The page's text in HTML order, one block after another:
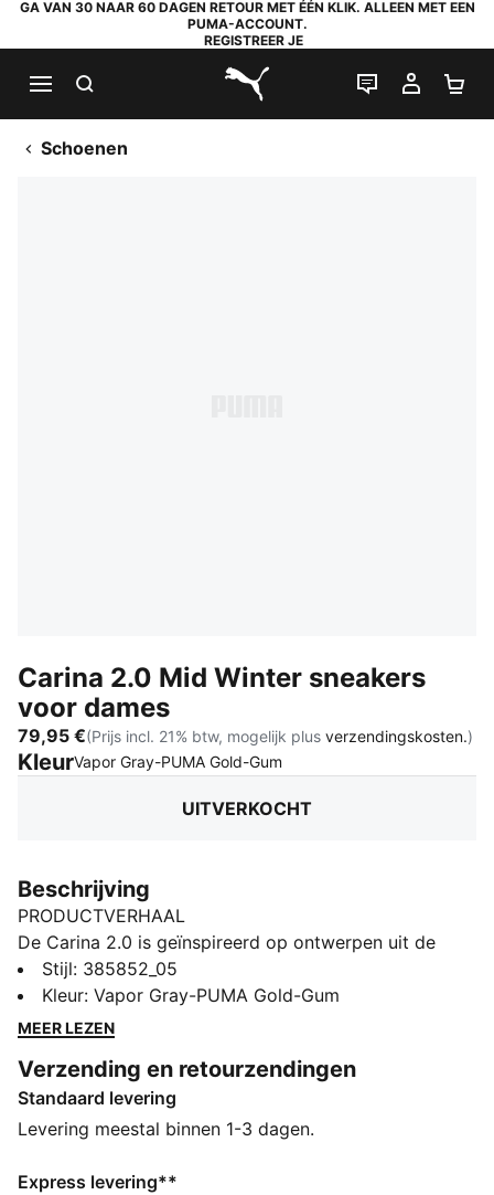
GA VAN 30 NAAR 60 DAGEN RETOUR MET ÉÉN KLIK. ALLEEN MET EEN
PUMA-ACCOUNT.
REGISTREER JE
PUMA.com
LIVE CHAT
MIJN
Schoenen
Carina 2.0 Mid Winter sneakers
voor dames
79,95 €(Prijs incl. 21% btw, mogelijk plus verzendingskosten.)
KleurVapor Gray-PUMA Gold-Gum
UITVERKOCHT
Beschrijving
PRODUCTVERHAAL
De Carina 2.0 is geïnspireerd op ontwerpen uit de
jaren 80 en heeft die relaxte sneakervibe van de
Californische strandsteden. Met de Carina 2.0 Mid
WTR hebben we het zomerse tennismodel aangepast
het hele jaar door kan dragen. De halfhoge kraag
biedt extra bedekking en de zachte voering houdt je
voeten heerlijk warm. De bredere, verticale lijnen over
niet teleur voor een subtiel vleugje stedelijke stijl.
Stijl: 385852_05
Kleur: Vapor Gray-PUMA Gold-Gum
MEER LEZEN
Verzending en retourzendingen
Standaard levering
Levering meestal binnen 1-3 dagen.
Express levering**